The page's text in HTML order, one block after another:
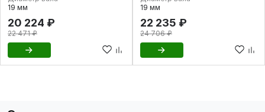
19 мм
20 224 ₽
22 471 ₽
19 мм
22 235 ₽
24 706 ₽